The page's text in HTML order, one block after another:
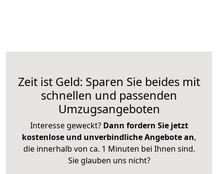
Zeit ist Geld: Sparen Sie beides mit
schnellen und passenden
Umzugsangeboten
Interesse geweckt? Dann fordern Sie jetzt
kostenlose und unverbindliche Angebote an,
die innerhalb von ca. 1 Minuten bei Ihnen sind.
Sie glauben uns nicht?